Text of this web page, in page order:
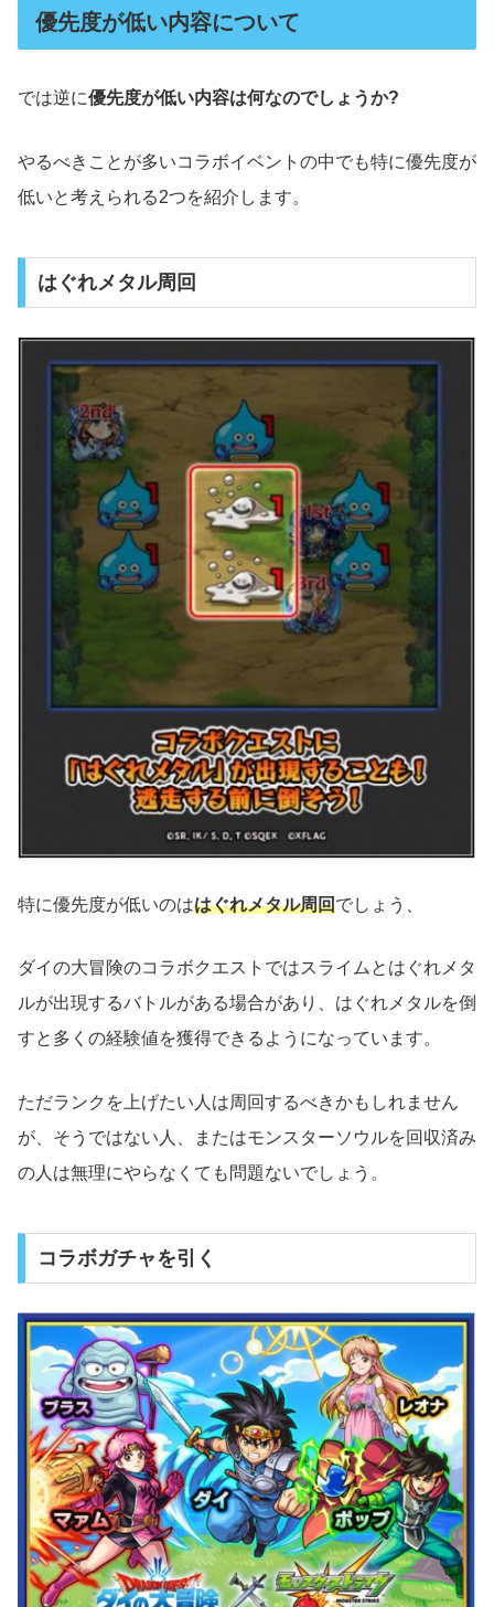
優先度が低い内容について
では逆に優先度が低い内容は何なのでしょうか?
やるべきことが多いコラボイベントの中でも特に優先度が
低いと考えられる2つを紹介します。
はぐれメタル周回
特に優先度が低いのははぐれメタル周回でしょう、
ダイの大冒険のコラボクエストではスライムとはぐれメタ
ルが出現するバトルがある場合があり、はぐれメタルを倒
すと多くの経験値を獲得できるようになっています。
ただランクを上げたい人は周回するべきかもしれません
が、そうではない人、またはモンスターソウルを回収済み
の人は無理にやらなくても問題ないでしょう。
コラボガチャを引く